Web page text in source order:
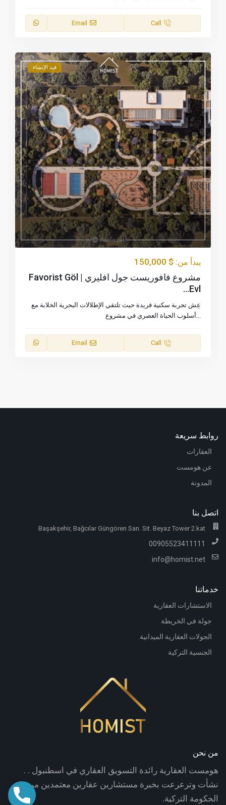
Call
Email
قيد الإنشاء
يبدأ من: $ 150,000
مشروع فافوريست جول افليري | Favorist Göl
Evl...
عِش تجربة سكنية فريدة حيث تلتقي الإطلالات البحرية الخلابة مع
أسلوب الحياة العصري في مشروع ...
Call
Email
روابط سريعة
العقارات
عن هومست
المدونة
اتصل بنا
Başakşehir, Bağcılar Güngören San. Sit. Beyaz Tower 2.kat
00905523411111
info@homist.net
خدماتنا
الاستشارات العقارية
جولة في الخريطة
الجولات العقارية الميدانية
الجنسية التركية
من نحن
هومست العقارية رائدة التسويق العقاري في اسطنبول . .
نشأت وترعرعت بخبرة مستشارين عقارين معتمدين من
الحكومة التركية.
اتصال